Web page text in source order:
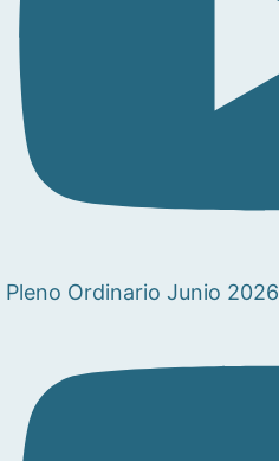
Pleno Ordinario Junio 2026